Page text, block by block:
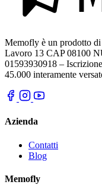
Memofly è un prodotto
Lavoro 13 CAP 08100
01593930918 –
45.000 interamente
Azienda
Contatti
Blog
Memofly